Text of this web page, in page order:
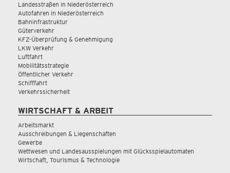
Landesstraßen in Niederösterreich
Autofahren in Niederösterreich
Bahninfrastruktur
Güterverkehr
KFZ-Überprüfung & Genehmigung
LKW Verkehr
Luftfahrt
Mobilitätsstrategie
Öffentlicher Verkehr
Schifffahrt
Verkehrssicherheit
WIRTSCHAFT & ARBEIT
Arbeitsmarkt
Ausschreibungen & Liegenschaften
Gewerbe
Wettwesen und Landesausspielungen mit Glücksspielautomaten
Wirtschaft, Tourismus & Technologie